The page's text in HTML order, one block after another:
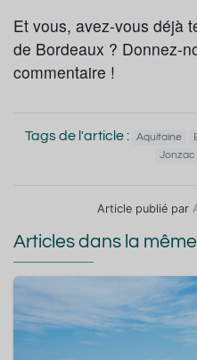
Et vous, avez-vous déjà
de Bordeaux ? Donnez-
commentaire !
Tags de l'article : Aquitaine
Jonzac
Article publié par
Articles dans la